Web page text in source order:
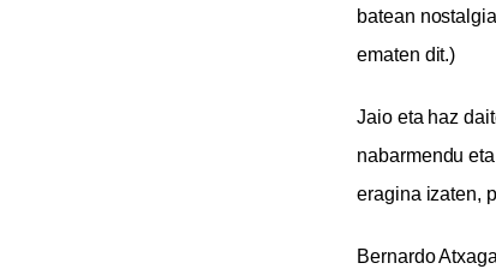
batean
ematen dit.)
Jaio eta haz
nabarmendu
eragina izaten,
Bernardo